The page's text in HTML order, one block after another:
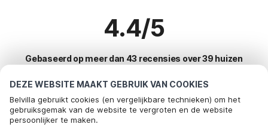
DEZE WEBSITE MAAKT GEBRUIK VAN COOKIES
Belvilla gebruikt cookies (en vergelijkbare technieken) om het
gebruiksgemak van de website te vergroten en de website
persoonlijker te maken.
4.4/5
Gebaseerd op meer dan 43 recensies over 39 huizen
Meest populaire bestemmingen voor
vakantie